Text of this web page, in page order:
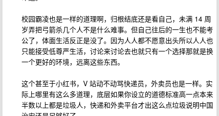
校园霸凌也是一样的道理啊，归根结底还是看自己，未满 14 周
岁弄把弓箭杀几个人不是什么难事。但自己往后的一生也不能考
公了，体面生活反正是没了。因为人人都不愿意出头所以人人也
只能接受低尊严生活，讨论来讨论去也就只有一个选择那就是换
一个更好的环境，远离这些东西。
这个甚至于小红书，V 站动不动骂快递员，外卖员也是一样。实
际上哪里有这么多道理，底层如果你设立的道德标准高一点本来
半数以上都是垃圾人，快递和外卖平台才出这么点垃圾说明中国